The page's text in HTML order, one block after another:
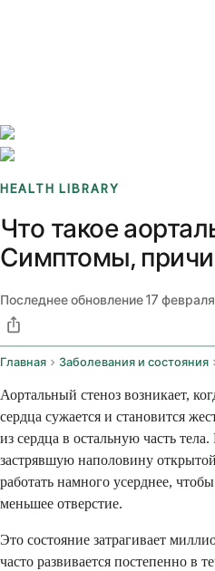
HEALTH LIBRARY
Что такое
Симптомы,
Последнее обновление17
Главная Заболевания и состояния
Аортальный стеноз возникает,
сердца сужается и становится
из сердца в остальную часть тела.
застрявшую наполовину
работать намного усерднее,
меньшее отверстие.
Это состояние затрагивает
часто развивается постепенно в